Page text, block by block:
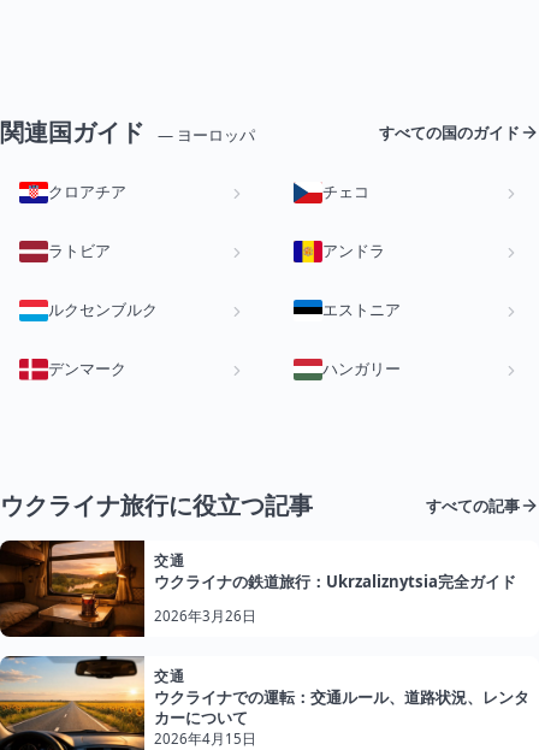
関連国ガイド — ヨーロッパ すべての国のガイド
クロアチア チェコ
ラトビア アンドラ
ルクセンブルク エストニア
デンマーク ハンガリー
ウクライナ旅行に役立つ記事 すべての記事
交通
ウクライナの鉄道旅行：Ukrzaliznytsia完全ガイド
2026年3月26日
交通
ウクライナでの運転：交通ルール、道路状況、レンタ
カーについて
2026年4月15日